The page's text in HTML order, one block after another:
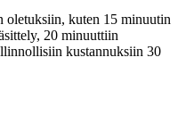
oletuksiin, kuten 15 minuutin
20 minuuttiin
kustannuksiin 30